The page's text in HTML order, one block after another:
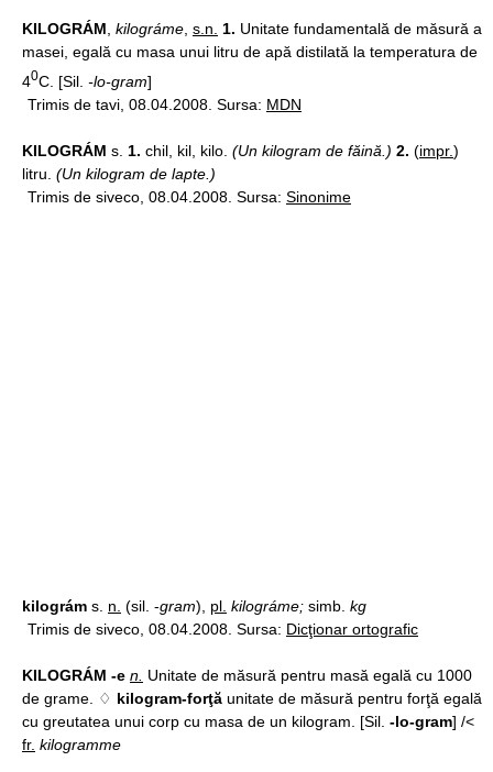
KILOGRÁM kilográme s.n. 1. Unitate fundamentală de măsură a
masei, egală cu masa unui litru de apă distilată la temperatura de
40C. [Sil. -lo-gram]
Trimis de tavi, 08.04.2008. Sursa: MDN
KILOGRÁM s. 1. chil, kil, kilo. (Un kilogram de făină.) 2. (impr.)
litru. (Un kilogram de lapte.)
Trimis de siveco, 08.04.2008. Sursa: Sinonime
kilográm s. n. (sil. -gram), pl. kilográme; simb. kg
Trimis de siveco, 08.04.2008. Sursa: Dicţionar ortografic
KILOGRÁM -e n. Unitate de măsură pentru masă egală cu 1000
de grame. ♢ kilogram-forţă unitate de măsură pentru forţă egală
cu greutatea unui corp cu masa de un kilogram. [Sil. -lo-gram] /<
fr. kilogramme